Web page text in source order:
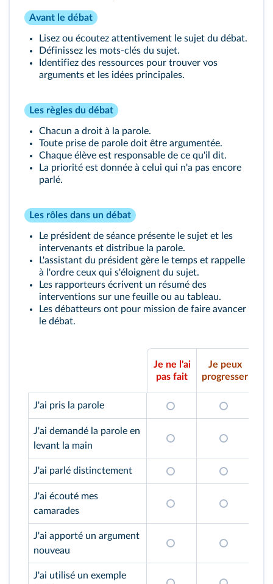
Avant le débat
Lisez ou écoutez attentivement le sujet du débat.
Définissez les mots-clés du sujet.
Identifiez des ressources pour trouver vos
arguments et les idées principales.
Les règles du débat
Chacun a droit à la parole.
Toute prise de parole doit être argumentée.
Chaque élève est responsable de ce qu'il dit.
La priorité est donnée à celui qui n'a pas encore
parlé.
Les rôles dans un débat
Le président de séance présente le sujet et les
intervenants et distribue la parole.
L'assistant du président gère le temps et rappelle
à l'ordre ceux qui s'éloignent du sujet.
Les rapporteurs écrivent un résumé des
interventions sur une feuille ou au tableau.
Les débatteurs ont pour mission de faire avancer
le débat.
Je ne l'ai
pas fait
Je peux
progresser
J'ai pris la parole
J'ai demandé la parole en
levant la main
J'ai parlé distinctement
J'ai écouté mes
camarades
J'ai apporté un argument
nouveau
J'ai utilisé un exemple